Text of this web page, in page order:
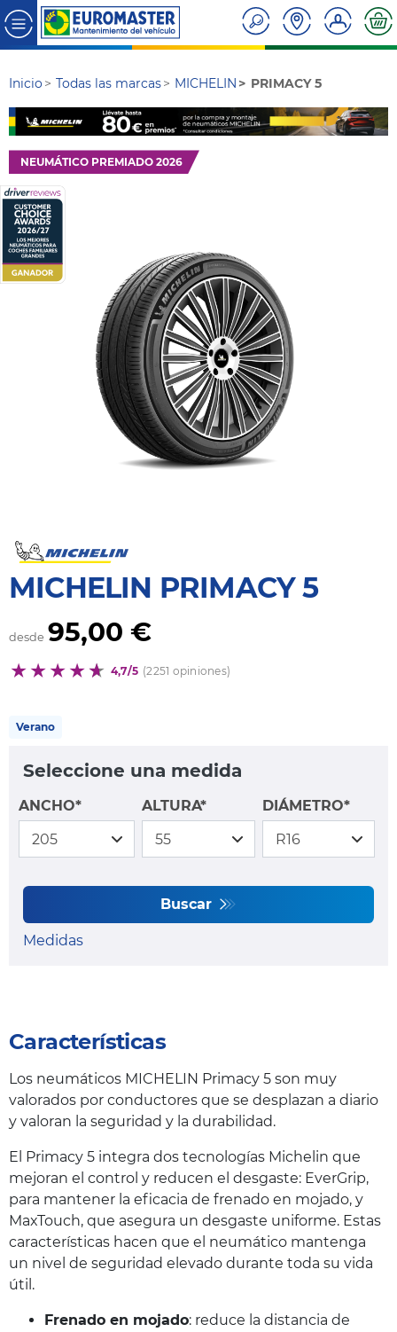
Inicio Todas las marcas MICHELIN PRIMACY 5
NEUMÁTICO PREMIADO 2026
MICHELIN PRIMACY 5
desde 95,00 €
4,7/5 (2251 opiniones)
Verano
Seleccione una medida
ANCHO* ALTURA* DIÁMETRO*
Buscar
Medidas
Características
Los neumáticos MICHELIN Primacy 5 son muy
valorados por conductores que se desplazan a diario
y valoran la seguridad y la durabilidad.
El Primacy 5 integra dos tecnologías Michelin que
mejoran el control y reducen el desgaste: EverGrip,
para mantener la eficacia de frenado en mojado, y
MaxTouch, que asegura un desgaste uniforme. Estas
características hacen que el neumático mantenga
un nivel de seguridad elevado durante toda su vida
útil.
Frenado en mojado: reduce la distancia de